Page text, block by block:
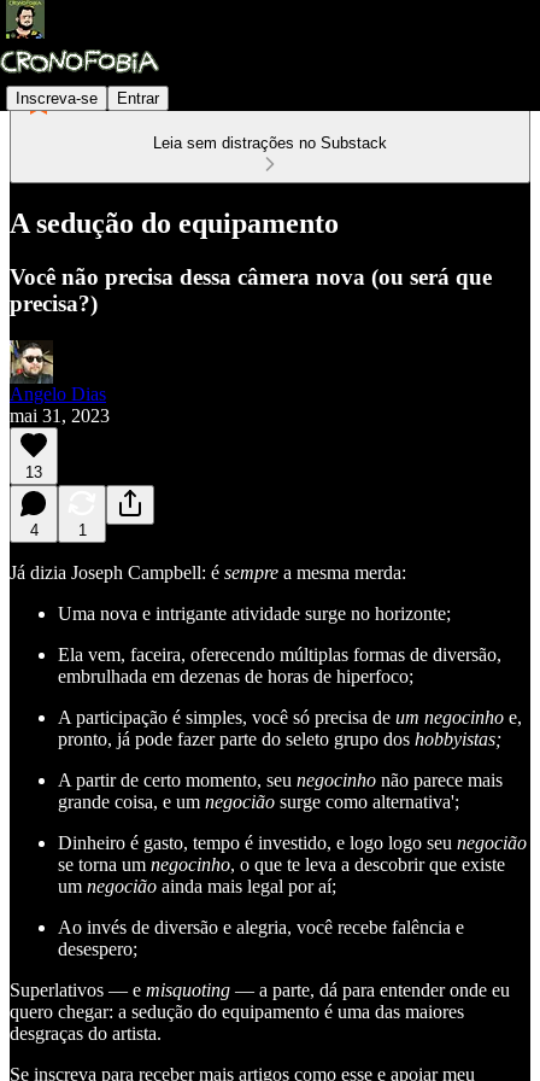
Inscreva-se Entrar
Leia sem distrações no Substack
A sedução do equipamento
Você não precisa dessa câmera nova (ou será que
precisa?)
Angelo Dias
mai 31, 2023
13
4 1
Já dizia Joseph Campbell: é sempre a mesma merda:
Uma nova e intrigante atividade surge no horizonte;
Ela vem, faceira, oferecendo múltiplas formas de diversão,
embrulhada em dezenas de horas de hiperfoco;
A participação é simples, você só precisa de um negocinho e,
pronto, já pode fazer parte do seleto grupo dos hobbyistas;
A partir de certo momento, seu negocinho não parece mais
grande coisa, e um negocião surge como alternativa';
Dinheiro é gasto, tempo é investido, e logo logo seu negocião
se torna um negocinho, o que te leva a descobrir que existe
um negocião ainda mais legal por aí;
Ao invés de diversão e alegria, você recebe falência e
desespero;
Superlativos — e misquoting — a parte, dá para entender onde eu
quero chegar: a sedução do equipamento é uma das maiores
desgraças do artista.
Se inscreva para receber mais artigos como esse e apoiar meu